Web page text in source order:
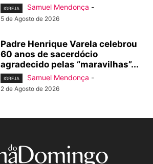
IGREJA Samuel Mendonça -
5 de Agosto de 2026
Padre Henrique Varela celebrou
60 anos de sacerdócio
agradecido pelas “maravilhas”...
IGREJA Samuel Mendonça -
2 de Agosto de 2026